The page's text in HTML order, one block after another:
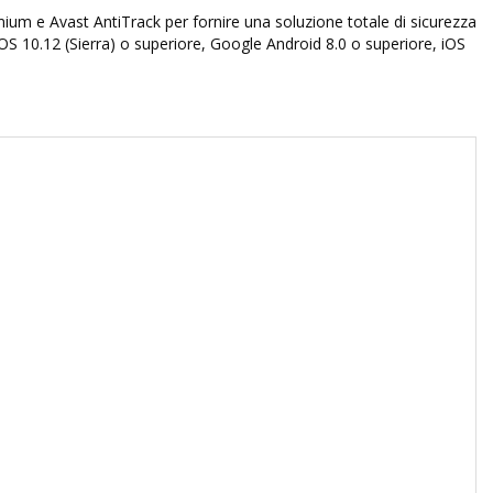
e Avast AntiTrack per fornire una soluzione totale di sicurezza
10.12 (Sierra) o superiore, Google Android 8.0 o superiore, iOS